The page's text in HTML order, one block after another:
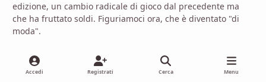
edizione, un cambio radicale di gioco dal precedente ma
che ha fruttato soldi. Figuriamoci ora, che è diventato "di
moda".
Accedi Registrati Cerca Menu